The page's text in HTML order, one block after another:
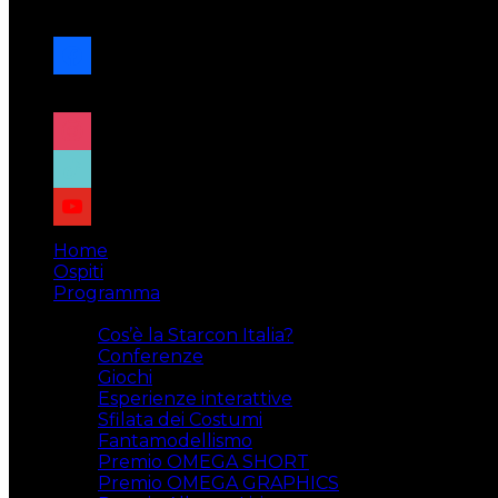
facebook
x
instagram
tiktok
youtube
Home
Ospiti
Programma
Cos’è la Starcon Italia?
Conferenze
Giochi
Esperienze interattive
Sfilata dei Costumi
Fantamodellismo
Premio OMEGA SHORT
Premio OMEGA GRAPHICS